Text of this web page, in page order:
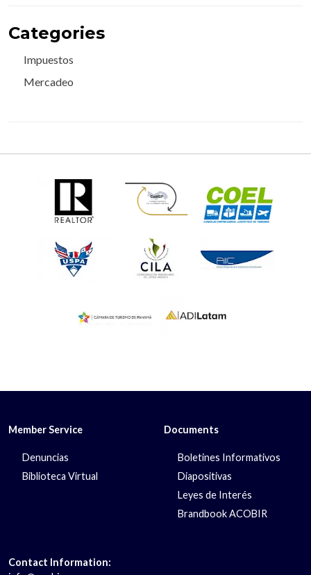
Categories
Impuestos
Mercadeo
Member Service
Denuncias
Biblioteca Virtual
Documents
Boletines Informativos
Diapositivas
Leyes de Interés
Brandbook ACOBIR
Contact Information: